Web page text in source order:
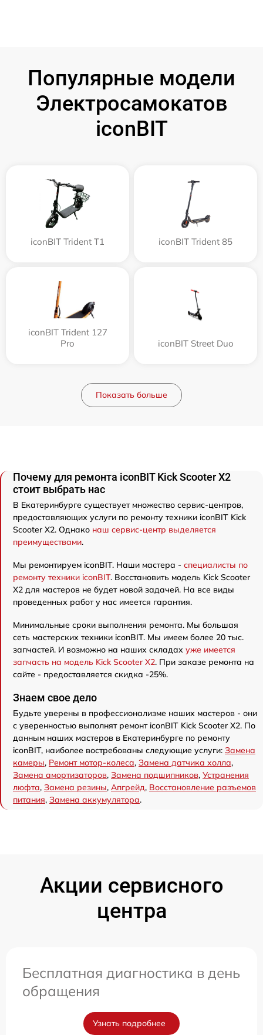
Популярные модели
Электросамокатов
iconBIT
iconBIT Trident T1 iconBIT Trident 85
iconBIT Trident 127
Pro
iconBIT Street Duo
Показать больше
Почему для ремонта iconBIT Kick Scooter X2
стоит выбрать нас
В Екатеринбурге существует множество сервис-центров,
предоставляющих услуги по ремонту техники iconBIT Kick
Scooter X2. Однако наш сервис-центр выделяется
преимуществами.
Мы ремонтируем iconBIT. Наши мастера - специалисты по
ремонту техники iconBIT. Восстановить модель Kick Scooter
X2 для мастеров не будет новой задачей. На все виды
проведенных работ у нас имеется гарантия.
Минимальные сроки выполнения ремонта. Мы большая
сеть мастерских техники iconBIT. Мы имеем более 20 тыс.
запчастей. И возможно на наших складах уже имеется
запчасть на модель Kick Scooter X2. При заказе ремонта на
сайте - предоставляется скидка -25%.
Знаем свое дело
Будьте уверены в профессионализме наших мастеров - они
с уверенностью выполнят ремонт iconBIT Kick Scooter X2. По
данным наших мастеров в Екатеринбурге по ремонту
iconBIT, наиболее востребованы следующие услуги: Замена
камеры, Ремонт мотор-колеса, Замена датчика холла,
Замена амортизаторов, Замена подшипников, Устранения
люфта, Замена резины, Апгрейд, Восстановление разъемов
питания, Замена аккумулятора.
Акции сервисного
центра
Бесплатная диагностика в день
обращения
Узнать подробнее